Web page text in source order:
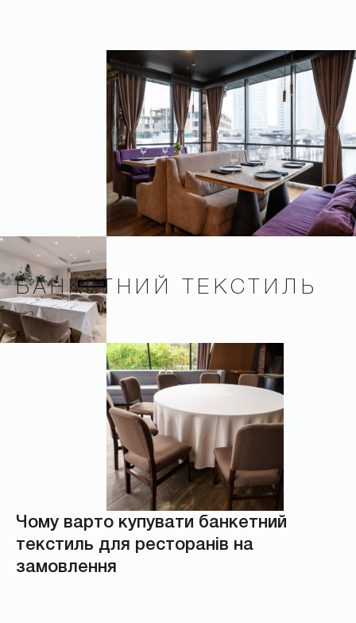
БАНКЕТНИЙ ТЕКСТИЛЬ
Чому варто купувати банкетний
текстиль для ресторанів на
замовлення